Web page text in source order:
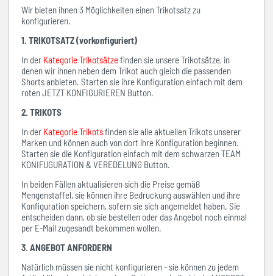
Wir bieten ihnen 3 Möglichkeiten einen Trikotsatz zu
konfigurieren.
1. TRIKOTSATZ (vorkonfiguriert)
In der Kategorie Trikotsätzefinden sie unsere Trikotsätze, in
denen wir ihnen neben dem Trikot auch gleich die passenden
Shorts anbieten. Starten sie ihre Konfiguration einfach mit dem
roten JETZT KONFIGURIEREN Button.
2. TRIKOTS
In der Kategorie Trikotsfinden sie alle aktuellen Trikots unserer
Marken und können auch von dort ihre Konfiguration beginnen.
Starten sie die Konfiguration einfach mit dem schwarzen TEAM
KONIFUGURATION & VEREDELUNG Button.
In beiden Fällen aktualisieren sich die Preise gemäß
Mengenstaffel, sie können ihre Bedruckung auswählen und ihre
Konfiguration speichern, sofern sie sich angemeldet haben. Sie
entscheiden dann, ob sie bestellen oder das Angebot noch einmal
per E-Mail zugesandt bekommen wollen.
3. ANGEBOT ANFORDERN
Natürlich müssen sie nicht konfigurieren - sie können zu jedem